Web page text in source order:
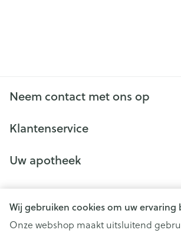
Wij gebruiken cookies om uw ervaring
Onze webshop maakt uitsluitend
Neem contact met ons op
Klantenservice
Uw apotheek